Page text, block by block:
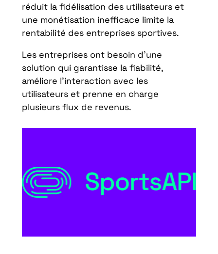
réduit la fidélisation des utilisateurs et
une monétisation inefficace limite la
rentabilité des entreprises sportives.
Les entreprises ont besoin d’une
solution qui garantisse la fiabilité,
améliore l’interaction avec les
utilisateurs et prenne en charge
plusieurs flux de revenus.